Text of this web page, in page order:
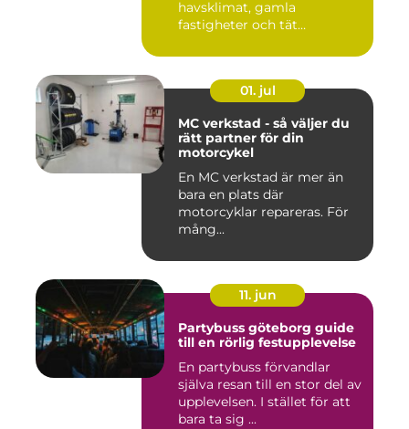
havsklimat, gamla
fastigheter och tät
01. jul
MC verkstad - så väljer du
rätt partner för din
motorcykel
En MC verkstad är mer än
bara en plats där
motorcyklar repareras. För
mång...
11. jun
Partybuss göteborg guide
till en rörlig festupplevelse
En partybuss förvandlar
själva resan till en stor del av
upplevelsen. I stället för att
bara ta sig ...